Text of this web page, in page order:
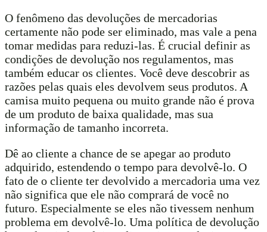
O fenômeno das devoluções de mercadorias
certamente não pode ser eliminado, mas vale a pena
tomar medidas para reduzi-las. É crucial definir as
condições de devolução nos regulamentos, mas
também educar os clientes. Você deve descobrir as
razões pelas quais eles devolvem seus produtos. A
camisa muito pequena ou muito grande não é prova
de um produto de baixa qualidade, mas sua
informação de tamanho incorreta.
Dê ao cliente a chance de se apegar ao produto
adquirido, estendendo o tempo para devolvê-lo. O
fato de o cliente ter devolvido a mercadoria uma vez
não significa que ele não comprará de você no
futuro. Especialmente se eles não tivessem nenhum
problema em devolvê-lo. Uma política de devolução